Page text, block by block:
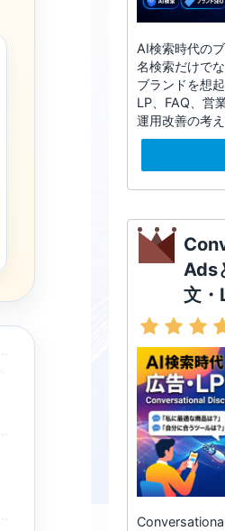
AI検索時代の
名検索だけで
ブランドを想
LP、FAQ、営
運用改善の考
Ads
文・